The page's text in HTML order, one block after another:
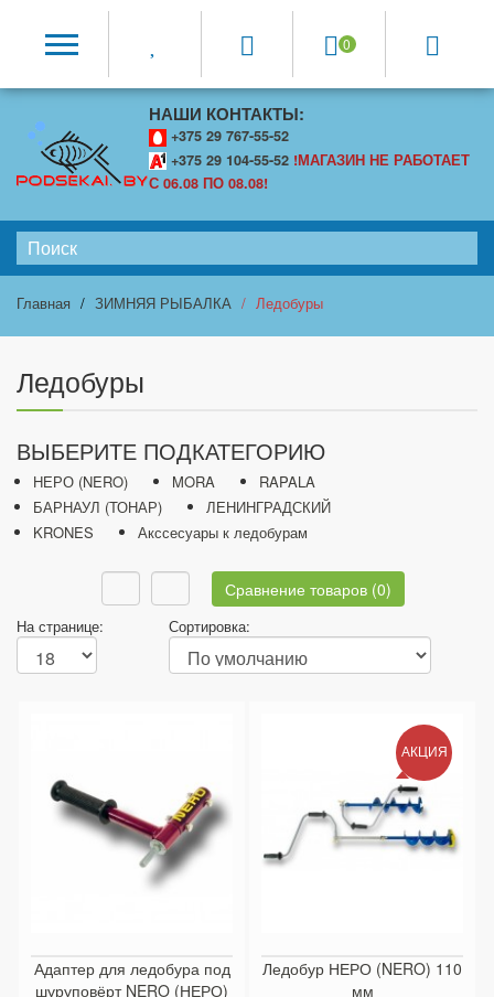
0
НАШИ КОНТАКТЫ:
+375 29 767-55-52
+375 29 104-55-52 !МАГАЗИН НЕ РАБОТАЕТ
С 06.08 ПО 08.08!
Главная ЗИМНЯЯ РЫБАЛКА Ледобуры
Ледобуры
ВЫБЕРИТЕ ПОДКАТЕГОРИЮ
HЕРО (NERO) MORA
RAPALA
БАРНАУЛ (ТОНАР)
ЛЕНИНГРАДСКИЙ
KRONES
Акссесуары к ледобурам
Сравнение товаров (0)
На странице: Сортировка:
Адаптер для ледобура под
шуруповёрт NERO (НЕРО)
АКЦИЯ
Ледобур НЕРО (NERO) 110
мм